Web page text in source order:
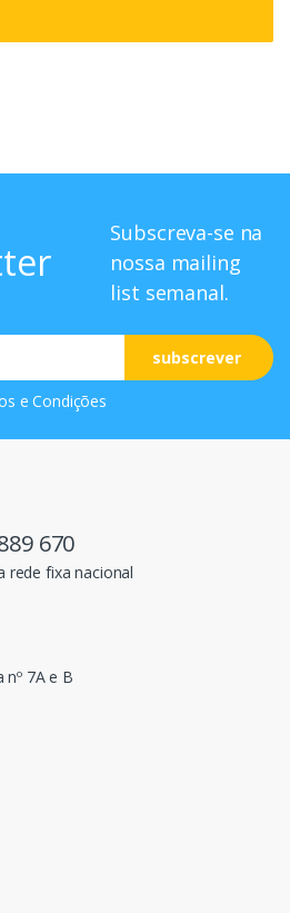
Subscreva-se na
nossa mailing
list semanal.
subscrever
e Condições
670
rede fixa nacional
7A e B